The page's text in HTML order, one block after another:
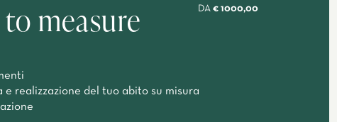
measure DA € 1000,00
e realizzazione del tuo abito su misura